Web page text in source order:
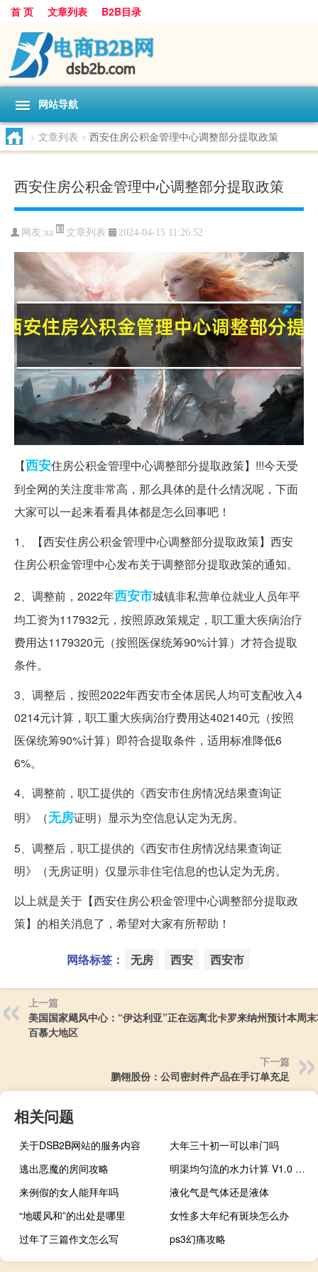
首 页 文章列表 B2B目录
网站导航
> 文章列表 > 西安住房公积金管理中心调整部分提取政策
西安住房公积金管理中心调整部分提取政策
网友:xa 文章列表 2024-04-15 11:26:52
【西安住房公积金管理中心调整部分提取政策】!!!今天受
到全网的关注度非常高，那么具体的是什么情况呢，下面
大家可以一起来看看具体都是怎么回事吧！
1、【西安住房公积金管理中心调整部分提取政策】西安
住房公积金管理中心发布关于调整部分提取政策的通知。
2、调整前，2022年西安市城镇非私营单位就业人员年平
均工资为117932元，按照原政策规定，职工重大疾病治疗
费用达1179320元（按照医保统筹90%计算）才符合提取
条件。
3、调整后，按照2022年西安市全体居民人均可支配收入4
0214元计算，职工重大疾病治疗费用达402140元（按照
医保统筹90%计算）即符合提取条件，适用标准降低6
6%。
4、调整前，职工提供的《西安市住房情况结果查询证
明》（无房证明）显示为空信息认定为无房。
5、调整后，职工提供的《西安市住房情况结果查询证
明》（无房证明）仅显示非住宅信息的也认定为无房。
以上就是关于【西安住房公积金管理中心调整部分提取政
策】的相关消息了，希望对大家有所帮助！
网络标签： 无房 西安 西安市
上一篇
美国国家飓风中心：“伊达利亚”正在远离北卡罗来纳州预计本周
百慕大地区
下一篇
鹏翎股份：公司密封件产品在手订单充足
相关问题
关于DSB2B网站的服务内容
大年三十初一可以串门吗
逃出恶魔的房间攻略
明渠均匀流的水力计算 V1.0 绿色版（明渠均匀流的水力计算 V1.0 绿色版功能简介）
来例假的女人能拜年吗
液化气是气体还是液体
“地暖风和”的出处是哪里
女性多大年纪有斑块怎么办
过年了三篇作文怎么写
ps3幻痛攻略
元宵下多久